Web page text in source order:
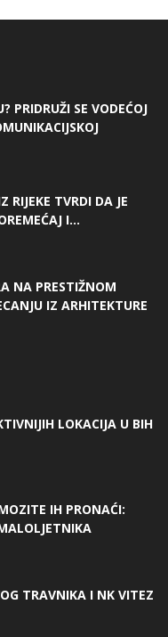
PRIDRUŽI SE VODEĆOJ
RIJEKE TVRDI DA JE
I...
NA PRESTIŽNOM
IZ ARHITEKTURE
LOKACIJA U BIH
IH PRONAĆI:
TRAVNIKA I NK VITEZ